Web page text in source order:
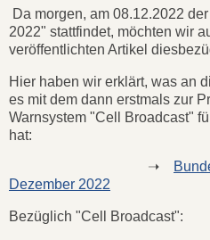
Da morgen, am 08.12.2022
2022" stattfindet, möchten wir
veröffentlichten Artikel
Hier haben wir erklärt, was an
es mit dem dann erstmals zur
Warnsystem "Cell Broadcast"
hat:
➝
Dezember 2022
Bezüglich "Cell Broadcast":